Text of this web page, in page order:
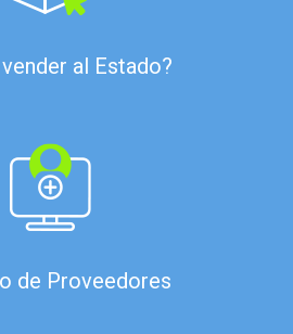
al Estado?
de Proveedores